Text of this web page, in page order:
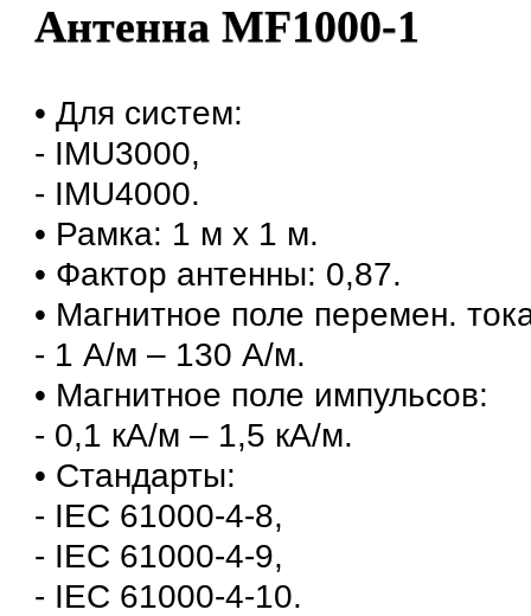
Антенна MF1000-1
• Для систем:
- IMU3000,
- IMU4000.
• Рамка: 1 м х 1 м.
• Фактор антенны: 0,87.
• Магнитное поле перемен.
- 1 А/м – 130 А/м.
• Магнитное поле импульсов:
- 0,1 кА/м – 1,5 кА/м.
• Стандарты:
- IEC 61000-4-8,
- IEC 61000-4-9,
- IEC 61000-4-10.